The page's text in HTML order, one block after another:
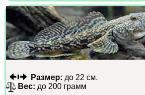
Размер: до 22 см.
Вес: до 200 грамм